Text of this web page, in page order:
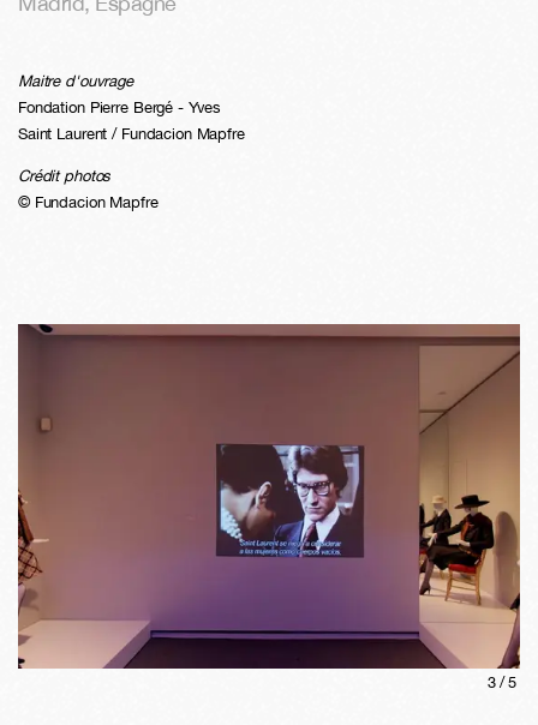
Maitre d'ouvrage
Fondation Pierre Bergé - Yves
Saint Laurent / Fundacion Mapfre
Crédit photos
© Fundacion Mapfre
3 /5